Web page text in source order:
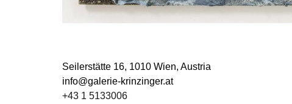
Seilerstätte 16, 1010 Wien, Austria
info@galerie-krinzinger.at
+43 1 5133006